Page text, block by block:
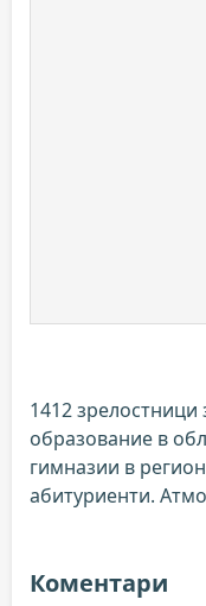
1412
образование в
гимназии в
абитуриенти.
Коментари